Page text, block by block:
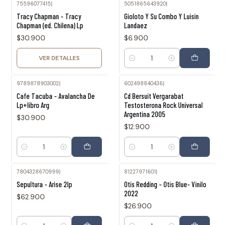
75596077415
Tracy Chapman - Tracy
Chapman (ed. Chilena) Lp
$30.900
VER DETALLES
5051865643920
Gioloto Y Su Combo Y Luisin
Landaez
$6.900
Cantidad
9789878903002|
Cafe Tacuba - Avalancha De
Lp+libro Arg
$30.900
Cantidad
602498840436|
Cd Bersuit Vergarabat
Testosterona Rock Universal
Argentina 2005
$12.900
Cantidad
7804328670999
Sepultura - Arise 2lp
$62.900
81227971601
Otis Redding - Otis Blue- Vinilo
2022
$26.900